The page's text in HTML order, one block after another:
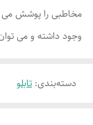
مخاطبی را پوشش
وجود داشته و می
دسته‌بندی: تابلو